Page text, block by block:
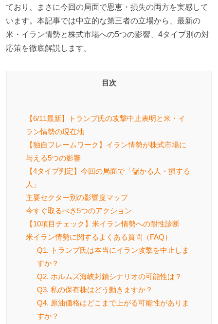
ており、まさに今回の局面で恩恵・損失の両方を実感して
います。本記事では中立的な第三者の立場から、最新の
米・イラン情勢と株式市場への5つの影響、4タイプ別の対
応策を徹底解説します。
目次
【6/11最新】トランプ氏の攻撃中止表明と米・イ
ラン情勢の現在地
【独自フレームワーク】イラン情勢が株式市場に
与える5つの影響
【4タイプ判定】今回の局面で「儲かる人・損する
人」
主要セクター別の影響度マップ
今すぐ取るべき5つのアクション
【10項目チェック】米イラン情勢への耐性診断
米イラン情勢に関するよくある質問（FAQ）
Q1. トランプ氏は本当にイラン攻撃を中止しま
すか？
Q2. ホルムズ海峡封鎖シナリオの可能性は？
Q3. 私の保有株はどう動きますか？
Q4. 原油価格はどこまで上がる可能性がありま
すか？